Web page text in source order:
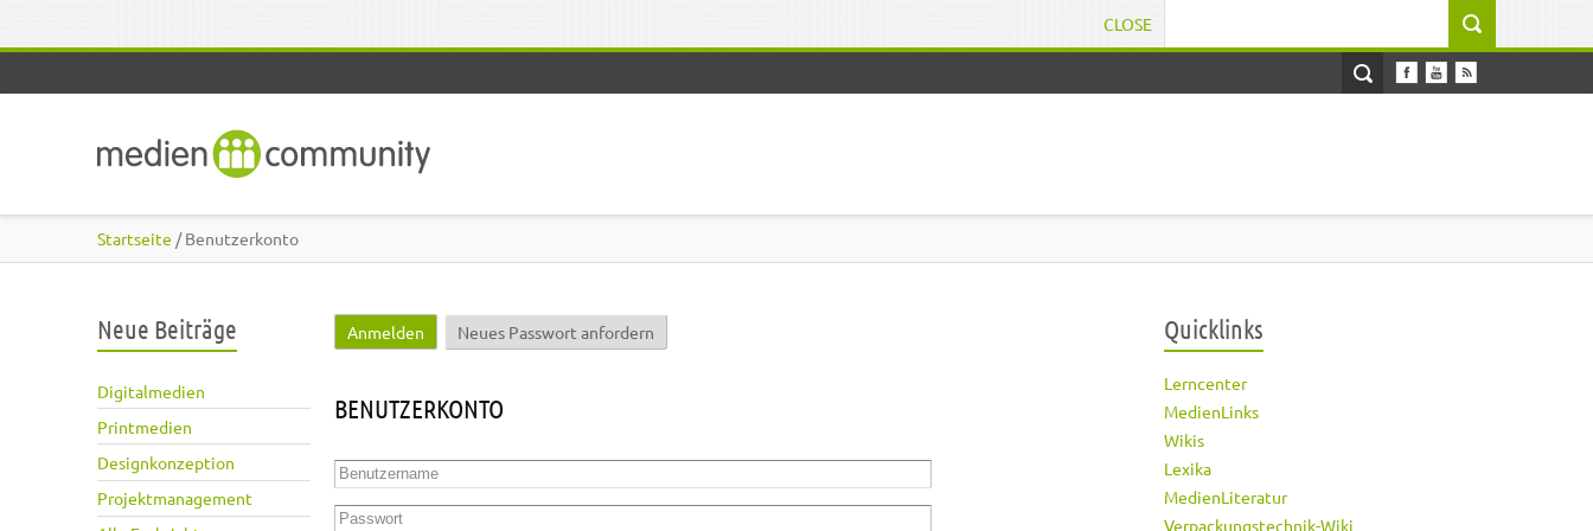
CLOSE
Startseite / Benutzerkonto
Neue Beiträge
Digitalmedien
Printmedien
Designkonzeption
Projektmanagement
Haupt-Reiter
Anmelden (aktiver Reiter)
Neues Passwort anfordern
BENUTZERKONTO
Benutzername
Passwort
Quicklinks
Lerncenter
MedienLinks
Wikis
Lexika
MedienLiteratur
Verpackungstechnik-Wiki